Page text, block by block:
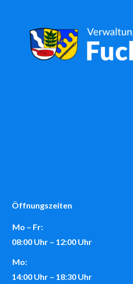
Öffnungszeiten
Mo – Fr:
08:00 Uhr – 12:00 Uhr
Mo:
14:00 Uhr – 18:30 Uhr